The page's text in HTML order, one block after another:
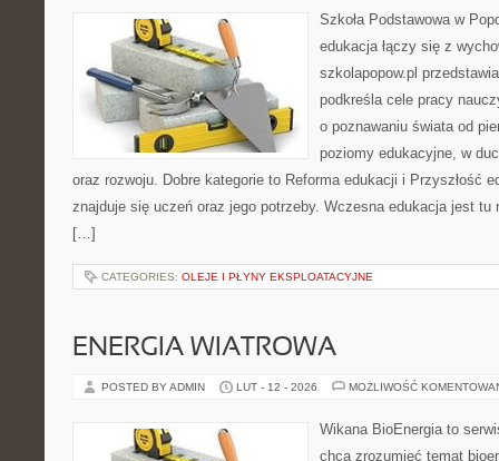
Szkoła Podstawowa w
edukacja łączy się z
szkolapopow.pl
podkreśla cele pracy
o poznawaniu świata od
poziomy edukacyjne, w
oraz rozwoju. Dobre kategorie to Reforma edukacji i Przyszłość
znajduje się uczeń oraz jego potrzeby. Wczesna edukacja jest tu
[…]
CATEGORIES: OLEJE I PŁYNY EKSPLOATACYJNE
ENERGIA WIATROWA
POSTED BY ADMIN LUT - 12 - 2026 MOŻLIWOŚĆ
Wikana BioEnergia to
chcą zrozumieć temat